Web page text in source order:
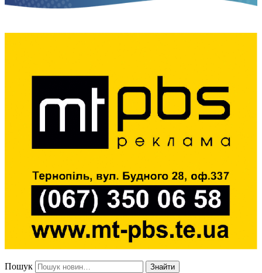
Пошук Знайти